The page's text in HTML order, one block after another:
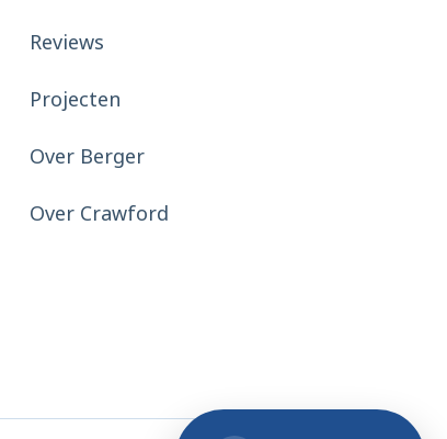
Reviews
Projecten
Over Berger
Over Crawford